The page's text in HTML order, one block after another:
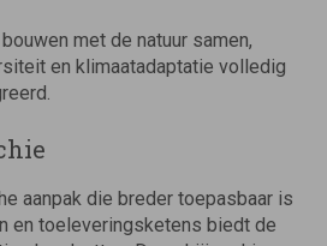
met de natuur samen,
en klimaatadaptatie volledig
aanpak die breder toepasbaar is
en toeleveringsketens biedt de